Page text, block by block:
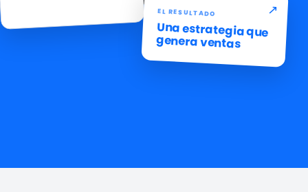
EL RESULTADO
Una estrategia que
genera ventas
↗